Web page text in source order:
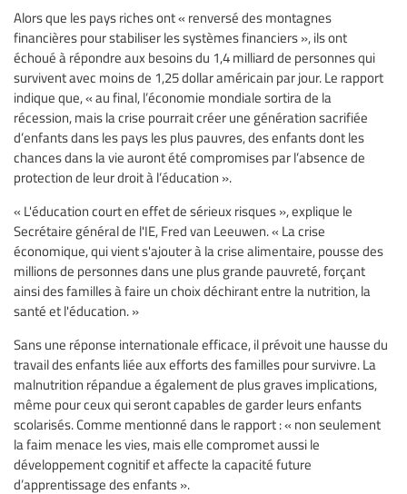
Alors que les pays riches ont « renversé des montagnes
financières pour stabiliser les systèmes financiers », ils ont
échoué à répondre aux besoins du 1,4 milliard de personnes qui
survivent avec moins de 1,25 dollar américain par jour. Le rapport
indique que, « au final, l’économie mondiale sortira de la
récession, mais la crise pourrait créer une génération sacrifiée
d’enfants dans les pays les plus pauvres, des enfants dont les
chances dans la vie auront été compromises par l’absence de
protection de leur droit à l’éducation ».
« L'éducation court en effet de sérieux risques », explique le
Secrétaire général de l'IE, Fred van Leeuwen. « La crise
économique, qui vient s'ajouter à la crise alimentaire, pousse des
millions de personnes dans une plus grande pauvreté, forçant
ainsi des familles à faire un choix déchirant entre la nutrition, la
santé et l'éducation. »
Sans une réponse internationale efficace, il prévoit une hausse du
travail des enfants liée aux efforts des familles pour survivre. La
malnutrition répandue a également de plus graves implications,
même pour ceux qui seront capables de garder leurs enfants
scolarisés. Comme mentionné dans le rapport : « non seulement
la faim menace les vies, mais elle compromet aussi le
développement cognitif et affecte la capacité future
d’apprentissage des enfants ».